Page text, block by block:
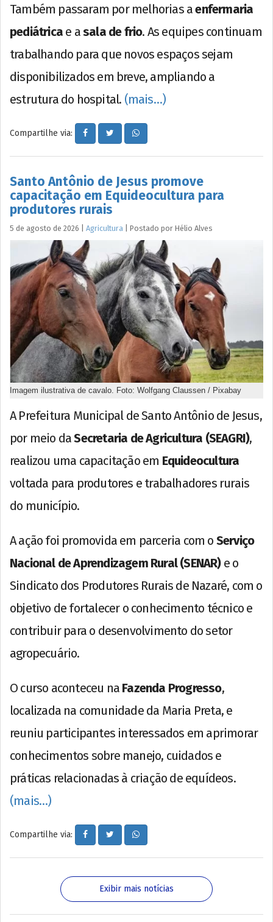
Também passaram por melhorias aenfermaria
pediátrica e asala de frio. As equipes continuam
trabalhando para que novos espaços sejam
disponibilizados em breve, ampliando a
estrutura do hospital. (mais…)
Compartilhe via:
Santo Antônio de Jesus promove
capacitação em Equideocultura para
produtores rurais
5 de agosto de 2026 Agricultura Postado por Hélio Alves
Imagem ilustrativa de cavalo. Foto: Wolfgang Claussen / Pixabay
A Prefeitura Municipal de Santo Antônio de Jesus,
por meio daSecretaria de Agricultura (SEAGRI),
realizou uma capacitação em Equideocultura
voltada para produtores e trabalhadores rurais
do município.
A ação foi promovida em parceria com o Serviço
Nacional de Aprendizagem Rural (SENAR)e o
Sindicato dos Produtores Rurais de Nazaré, com o
objetivo de fortalecer o conhecimento técnico e
contribuir para o desenvolvimento do setor
agropecuário.
O curso aconteceu na Fazenda Progresso,
localizada na comunidade da Maria Preta, e
reuniu participantes interessados em aprimorar
conhecimentos sobre manejo, cuidados e
práticas relacionadas à criação de equídeos.
(mais…)
Compartilhe via:
Exibir mais notícias